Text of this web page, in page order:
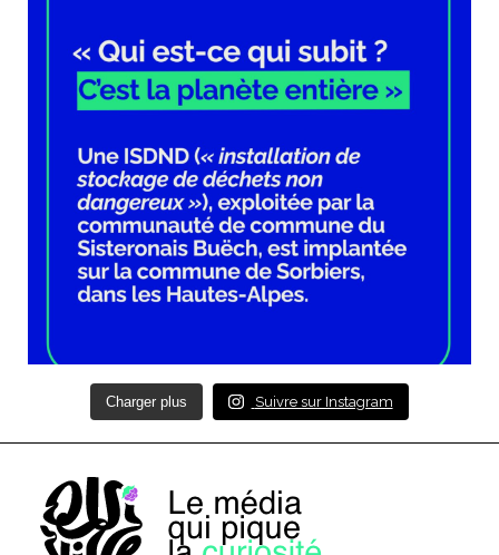
Charger plus Suivre sur Instagram